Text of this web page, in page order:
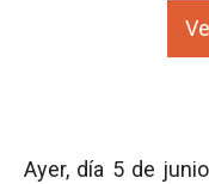
Ayer, día 5 de